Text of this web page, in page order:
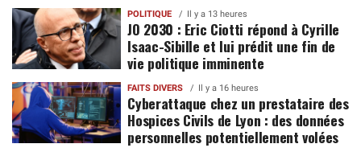
POLITIQUE Il y a 13 heures
JO 2030 : Eric Ciotti répond à Cyrille
Isaac-Sibille et lui prédit une fin de
vie politique imminente
FAITS DIVERS Il y a 16 heures
Cyberattaque chez un prestataire des
Hospices Civils de Lyon : des données
personnelles potentiellement volées